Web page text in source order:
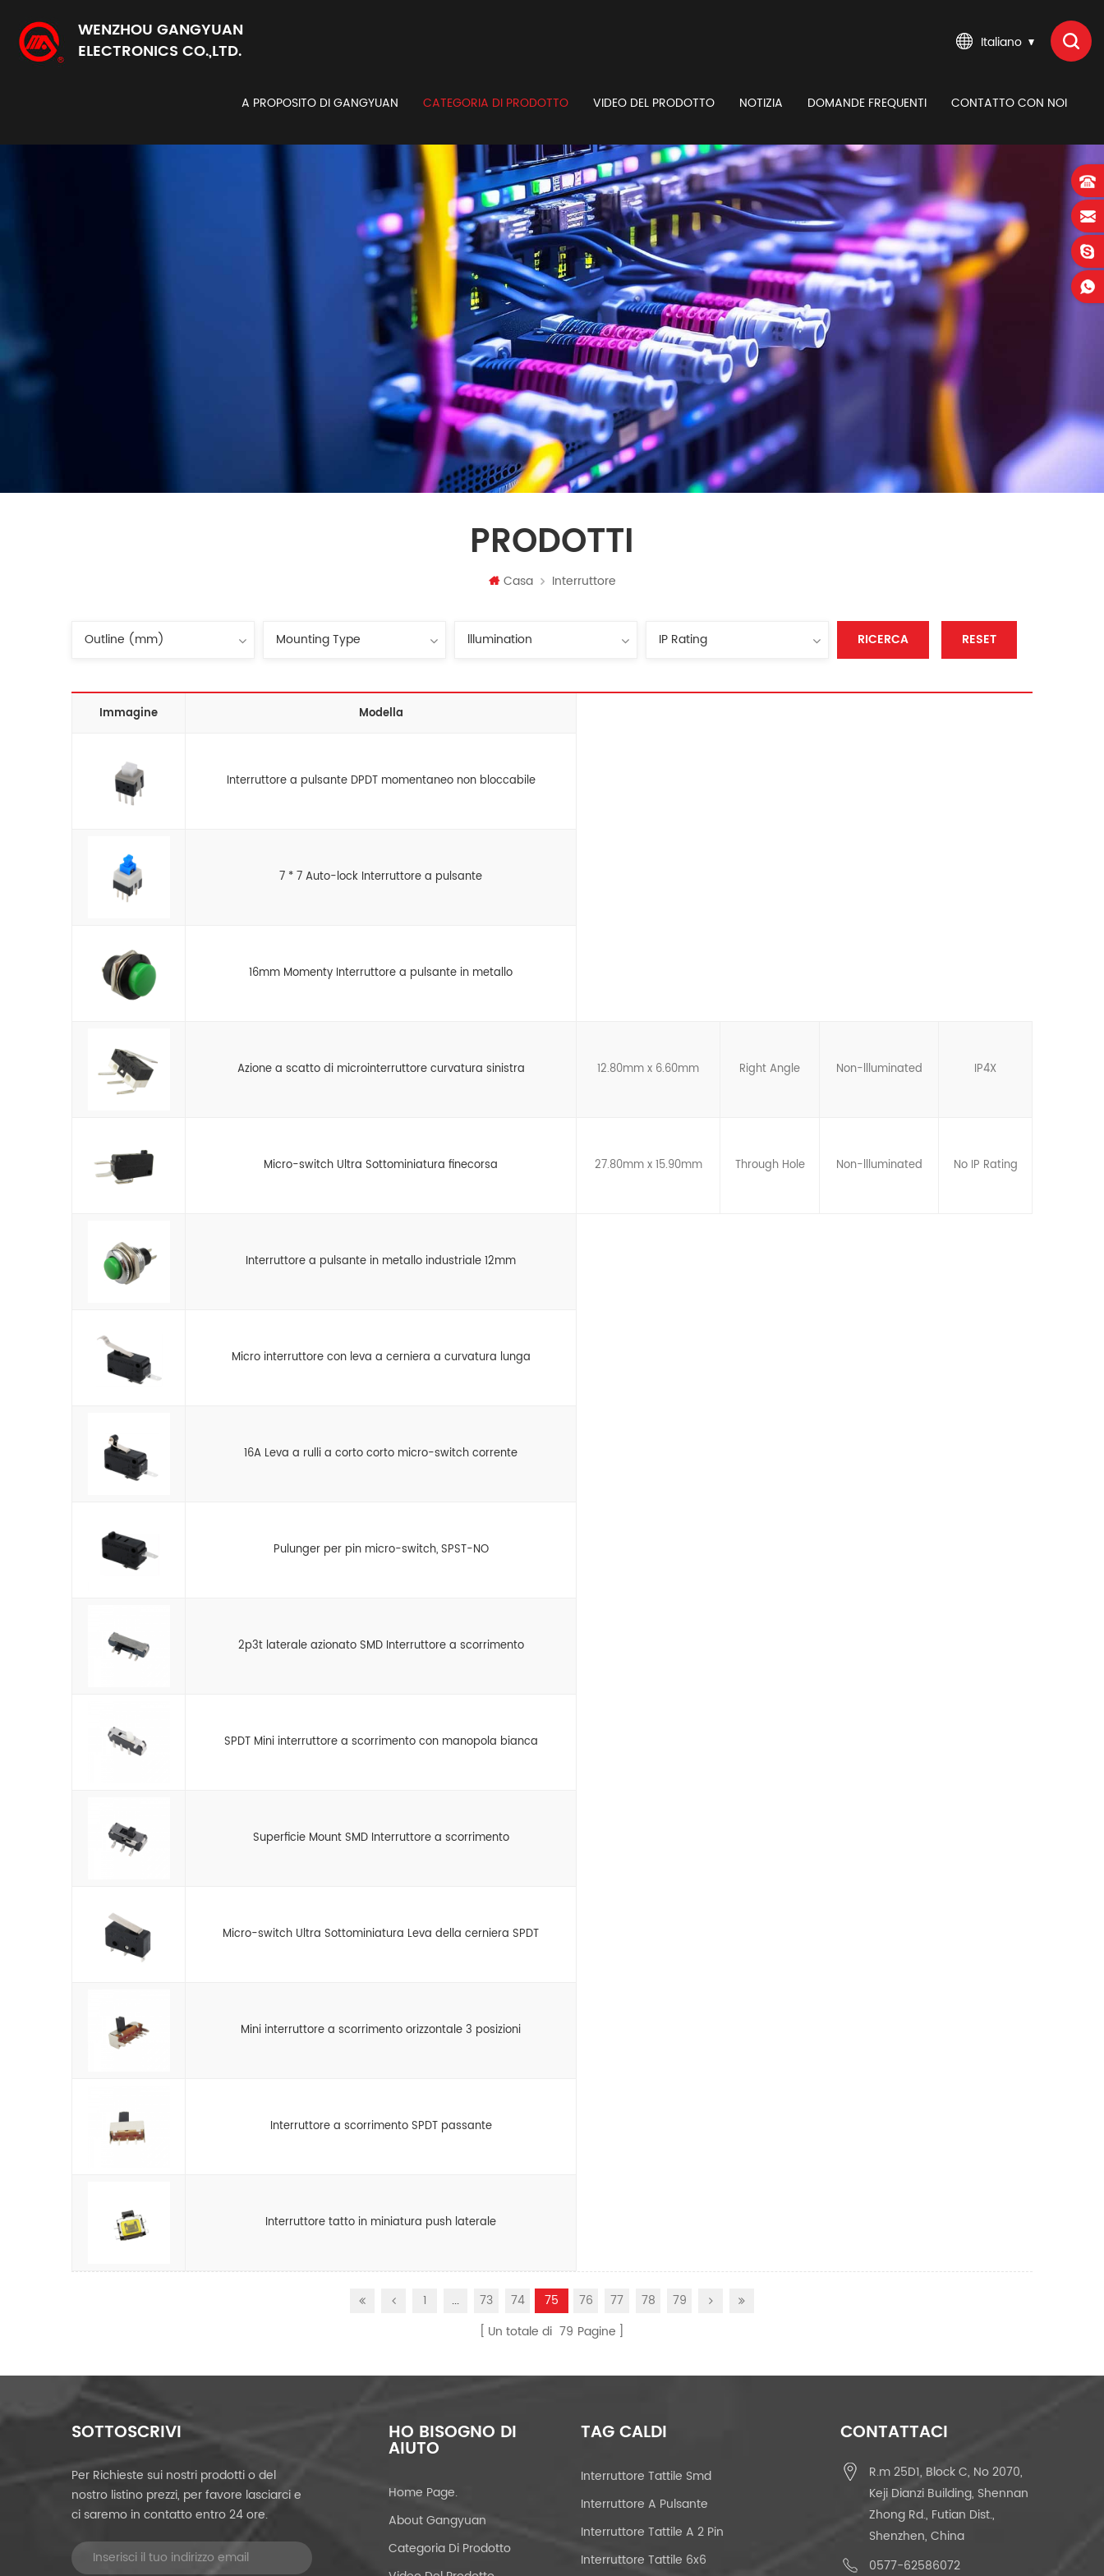
WENZHOU GANGYUAN
ELECTRONICS CO.,LTD.
Italiano
A PROPOSITO DI GANGYUAN CATEGORIA DI PRODOTTO VIDEO DEL PRODOTTO NOTIZIA DOMANDE FREQUENTI CONTATTO CON NOI
PRODOTTI
Casa Interruttore
RICERCA RESET
Immagine Modella
Interruttore a pulsante DPDT momentaneo non bloccabile
7 * 7 Auto-lock Interruttore a pulsante
16mm Momenty Interruttore a pulsante in metallo
Azione a scatto di microinterruttore curvatura sinistra 12.80mm x 6.60mm Right Angle Non-llluminated IP4X
Micro-switch Ultra Sottominiatura finecorsa 27.80mm x 15.90mm Through Hole Non-llluminated No IP Rating
Interruttore a pulsante in metallo industriale 12mm
Micro interruttore con leva a cerniera a curvatura lunga
16A Leva a rulli a corto corto micro-switch corrente
Pulunger per pin micro-switch, SPST-NO
2p3t laterale azionato SMD Interruttore a scorrimento
SPDT Mini interruttore a scorrimento con manopola bianca
Superficie Mount SMD Interruttore a scorrimento
Micro-switch Ultra Sottominiatura Leva della cerniera SPDT
Mini interruttore a scorrimento orizzontale 3 posizioni
Interruttore a scorrimento SPDT passante
Interruttore tatto in miniatura push laterale
1 ... 73 74 75 76 77 78
79
Un totale di 79 Pagine
SOTTOSCRIVI
Per Richieste sui nostri prodotti o del
nostro listino prezzi, per favore lasciarci e
ci saremo in contatto entro 24 ore.
HO BISOGNO DI
AIUTO
Home Page.
About Gangyuan
Categoria Di Prodotto
TAG CALDI
Interruttore Tattile Smd
Interruttore A Pulsante
Interruttore Tattile A 2 Pin
Interruttore Tattile 6x6
CONTATTACI
R.m 25D1, Block C, No 2070,
Keji Dianzi Building, Shennan
Zhong Rd., Futian Dist.,
Shenzhen, China
0577-62586072